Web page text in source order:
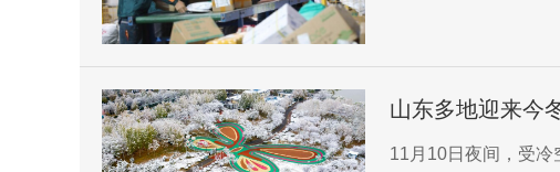
山东多地迎来今
11月10日夜间，受